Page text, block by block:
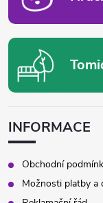
INFORMACE
Obchodní
Možnosti platby a